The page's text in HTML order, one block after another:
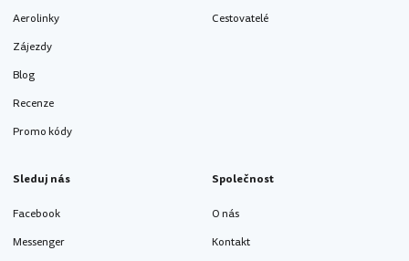
Aerolinky
Zájezdy
Blog
Recenze
Promo kódy
Cestovatelé
Sleduj nás
Facebook
Messenger
Společnost
O nás
Kontakt